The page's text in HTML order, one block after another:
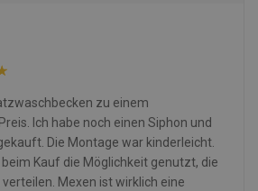
zu einem
Ich habe noch einen Siphon und
Die Montage war kinderleicht.
Kauf die Möglichkeit genutzt, die
Mexen ist wirklich eine